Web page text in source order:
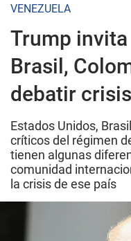
VENEZUELA
Trump
Brasil,
debatir
Estados Unidos,
críticos del régimen
tienen algunas
comunidad
la crisis de ese país